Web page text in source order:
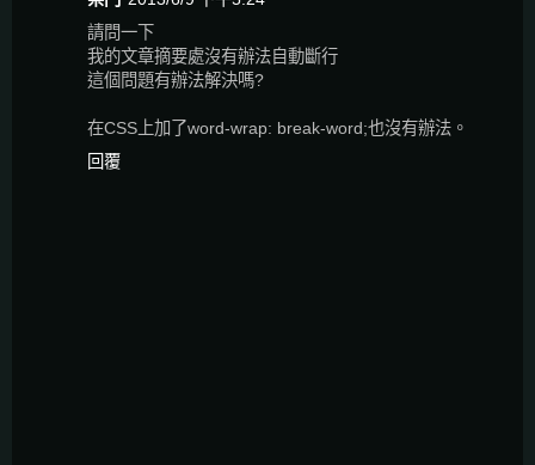
請問一下
我的文章摘要處沒有辦法自動斷行
這個問題有辦法解決嗎?
在CSS上加了word-wrap: break-word;也沒有辦法。
回覆